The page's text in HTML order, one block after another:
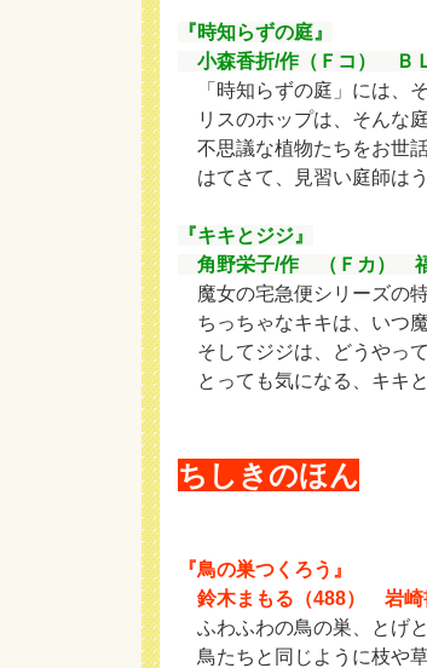
『時知らずの庭』
小森香折/作（Ｆコ） Ｂ
「時知らずの庭」には、
リスのホップは、そんな
不思議な植物たちをお世
はてさて、見習い庭師
『キキとジジ』
角野栄子/作 （Ｆカ）
魔女の宅急便シリーズの
ちっちゃなキキは、いつ
そしてジジは、どうやっ
とっても気になる、キキ
ちしきのほん
『鳥の巣つくろう』
鈴木まもる（488） 岩崎
ふわふわの鳥の巣、とげと
鳥たちと同じように枝や